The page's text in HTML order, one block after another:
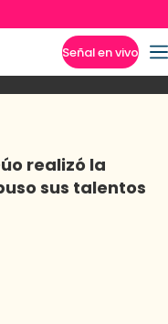
Señal en vivo
Casting Noticias
realizó la
sus talentos